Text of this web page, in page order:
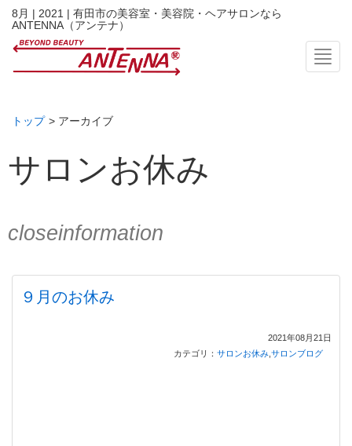
8月 | 2021 | 有田市の美容室・美容院・ヘアサロンなら
ANTENNA（アンテナ）
トップ > アーカイブ
サロンお休み
closeinformation
９月のお休み
2021年08月21日
カテゴリ： サロンお休み サロンブログ